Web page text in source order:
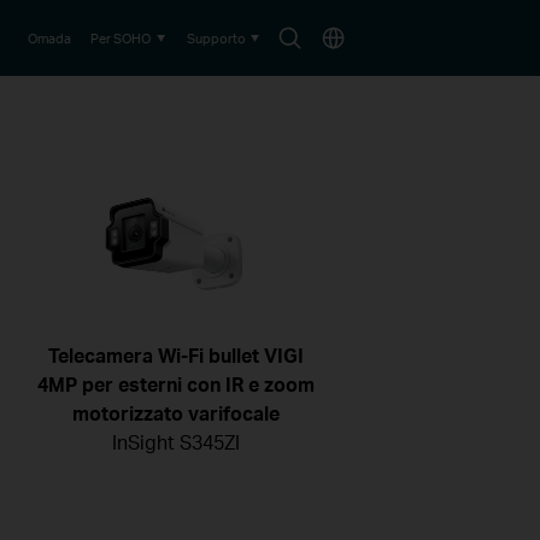
SearchChoose
Omada Per SOHO Supporto
Telecamera Wi-Fi bullet VIGI
4MP per esterni con IR e zoom
motorizzato varifocale
InSight S345ZI